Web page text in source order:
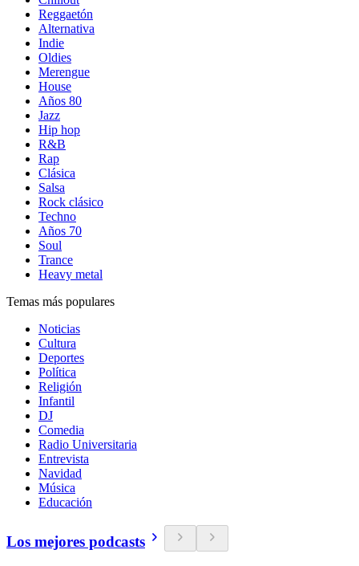
Reggaetón
Alternativa
Indie
Oldies
Merengue
House
Años 80
Jazz
Hip hop
R&B
Rap
Clásica
Salsa
Rock clásico
Techno
Años 70
Soul
Trance
Heavy metal
Temas más populares
Noticias
Cultura
Deportes
Política
Religión
Infantil
DJ
Comedia
Radio Universitaria
Entrevista
Navidad
Música
Educación
Los mejores podcasts